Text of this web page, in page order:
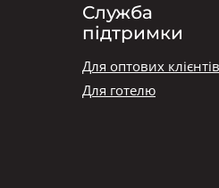
Служба
підтримки
Для оптових клієнтів
Для готелю